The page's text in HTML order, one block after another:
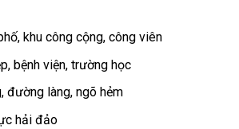
khu công cộng, công viên
bệnh viện, trường học
đường làng, ngõ hẻm
hải đảo